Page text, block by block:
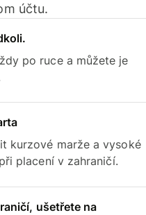
účtu.
po ruce a můžete je
kurzové marže a vysoké
placení v zahraničí.
ušetřete na